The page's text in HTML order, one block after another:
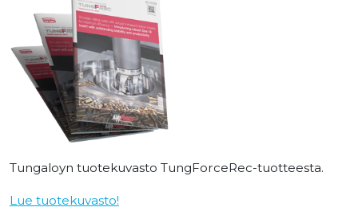
Tungaloyn tuotekuvasto TungForceRec-tuotteesta.
Lue tuotekuvasto!